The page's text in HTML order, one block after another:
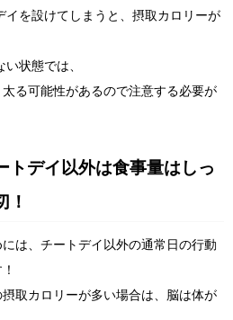
イを設けてしまうと、摂取カロリーが
状態では、
る可能性があるので注意する必要が
デイ以外は食事量はしっ
は、チートデイ以外の通常日の行動
取カロリーが多い場合は、脳は体が